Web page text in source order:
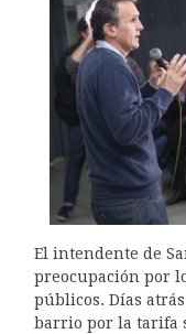
El intendente de
preocupación por
públicos. Días
barrio por la tarifa